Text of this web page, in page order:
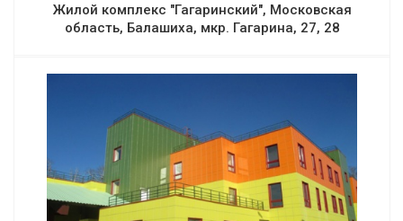
Жилой комплекс "Гагаринский", Московская
область, Балашиха, мкр. Гагарина, 27, 28